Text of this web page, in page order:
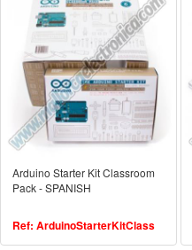
Arduino Starter Kit Classroom
Pack - SPANISH
Ref: ArduinoStarterKitClass